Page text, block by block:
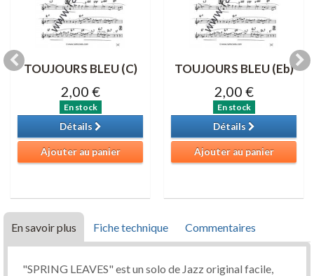
TOUJOURS BLEU (C)
2,00 €
En stock
Détails
Ajouter au panier
TOUJOURS BLEU (Eb)
2,00 €
En stock
Détails
Ajouter au panier
En savoir plus Fiche technique Commentaires
"SPRING LEAVES" est un solo de Jazz original facile,